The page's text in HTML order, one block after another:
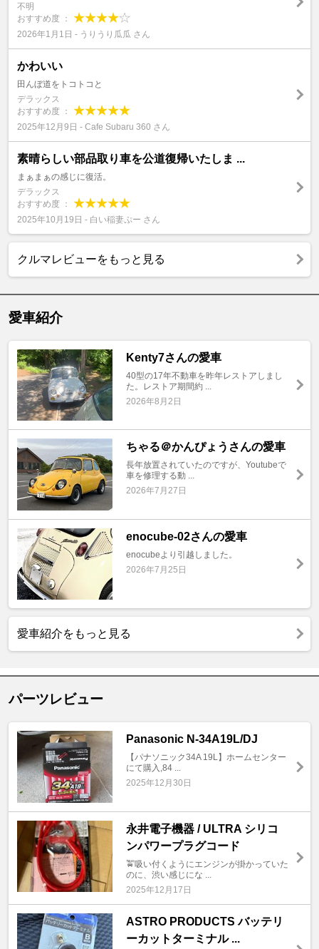
不明
おすすめ度 ：
2026年1月1日 - うりうり瓜瓜 さん
かわいい
田んぼ道をトコトコと
デラックス
おすすめ度 ：
2025年12月9日 - Cafe Subaru 360 さん
素晴らしい部品取り車を公道復帰いたしま ...
まぁまぁの感じに復活。
デラックス
おすすめ度 ：
2025年10月19日 - 白い稲妻ぷー さん
クルマレビューをもっと見る
愛車紹介
Kenty7さんの愛車
40型の17年不動車を昨年レストアしまし
た。レストア期間約 ...
2026年8月2日
ちゃる＠かんぴょうさんの愛車
長年放置されていたのですが、Youtubeで
車を修理する動 ...
2026年7月27日
enocube-02さんの愛車
enocubeより引越しました。
2026年7月25日
愛車紹介をもっと見る
パーツレビュー
Panasonic N-34A19L/DJ
【パナソニック34A 19L】ホームセンター
にて購入,84 ...
2025年12月30日
永井電子機器 / ULTRA シリコ
ンパワープラグコード
🚖吸い付くようにエンジンが掛かっていた
のに、渋い感じにな ...
2025年12月17日
ASTRO PRODUCTS バッテリ
ーカットターミナル ...